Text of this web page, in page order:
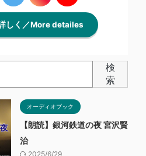
しく／More detailes
検
索
オーディオブック
【朗読】銀河鉄道の夜 宮沢賢
治
2025/6/29